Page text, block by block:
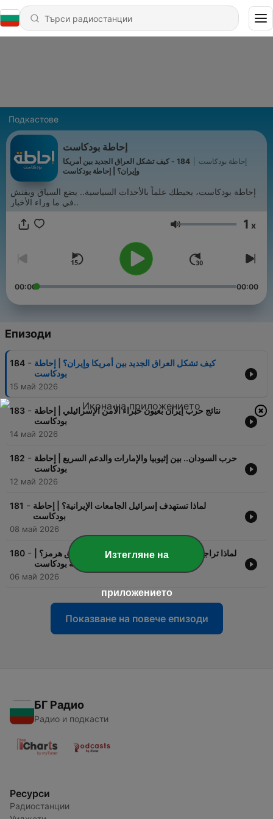
Подкастове
إحاطة بودكاست
إحاطة بودكاست
184 - كيف تشكل العراق الجديد بين أمريكا
وإيران؟ | إحاطة بودكاست
إحاطة بودكاست، يحيطك علماً بالأحداث السياسية.. يضع السياق ويفتش
في ما وراء الأخبار..
Сила на звука
1 x
00:00 00:00
Епизоди
184 - كيف تشكل العراق الجديد بين أمريكا وإيران؟ | إحاطة
بودكاست
15 май 2026
183 - نتائج حرب إيران بعيون خبراء الأمن الإسرائيلي | إحاطة
بودكاست
14 май 2026
182 - حرب السودان.. بين إثيوبيا والإمارات والدعم السريع | إحاطة
بودكاست
12 май 2026
181 - لماذا تستهدف إسرائيل الجامعات الإيرانية؟ | إحاطة
بودكاست
08 май 2026
180 -
لماذا تراجع ترامب عن "مشروع الحرية" في مضيق هرمز؟ |
إحاطة بودكاست
06 май 2026
Показване на повече епизоди
БГ Радио
Радио и подкасти
Ресурси
Радиостанции
Изтегляне на
приложението